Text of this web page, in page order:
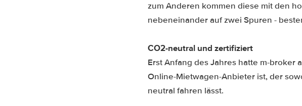
zum Anderen kommen diese mit den
nebeneinander auf zwei Spuren -
CO2-neutral und zertifiziert
Erst Anfang des Jahres hatte m-broker
Online-Mietwagen-Anbieter ist, der
neutral fahren lässt.